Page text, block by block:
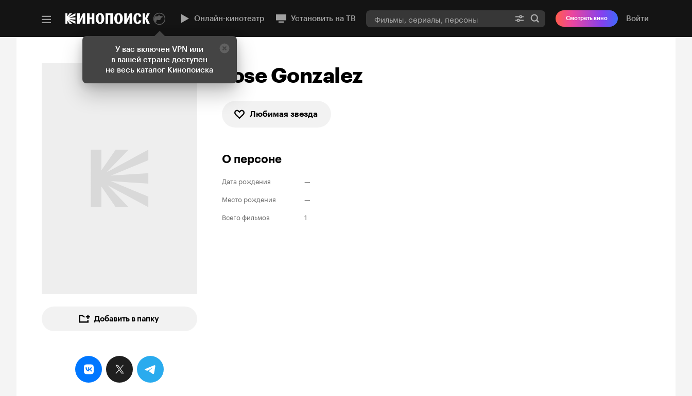
У вас включен VPN или
в вашей стране доступен
не весь каталог Кинопоиска
Онлайн-кинотеатр Установить на ТВ Смотреть кино Войти
Добавить в папку
Jose Gonzalez
Любимая звезда
О персоне
Дата рождения
—
Место рождения
—
Всего фильмов
1